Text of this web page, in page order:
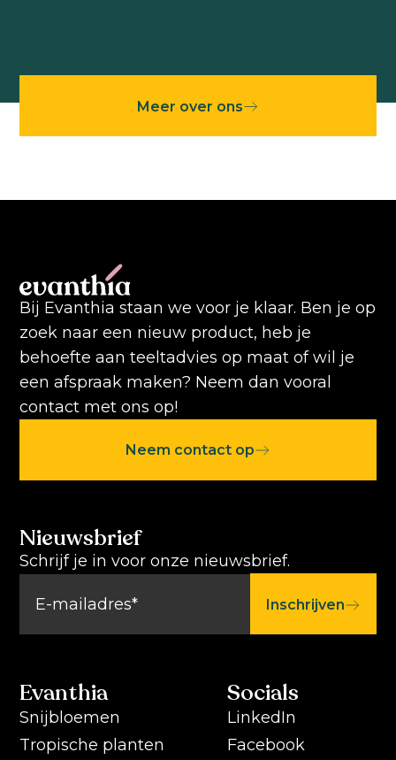
Meer over ons
Bij Evanthia staan we voor je klaar. Ben je op
zoek naar een nieuw product, heb je
behoefte aan teeltadvies op maat of wil je
een afspraak maken? Neem dan vooral
contact met ons op!
Neem contact op
Evanthia
Snijbloemen
Tropische planten
Socials
LinkedIn
Facebook
Nieuwsbrief
Schrijf je in voor onze nieuwsbrief.
Inschrijven